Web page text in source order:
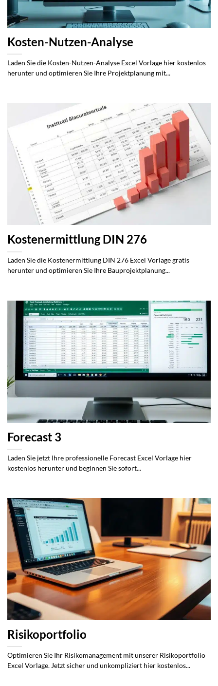
Kosten-Nutzen-Analyse
Laden Sie die Kosten-Nutzen-Analyse Excel Vorlage hier kostenlos
herunter und optimieren Sie Ihre Projektplanung mit...
Kostenermittlung DIN 276
Laden Sie die Kostenermittlung DIN 276 Excel Vorlage gratis
herunter und optimieren Sie Ihre Bauprojektplanung...
Forecast 3
Laden Sie jetzt Ihre professionelle Forecast Excel Vorlage hier
kostenlos herunter und beginnen Sie sofort...
Risikoportfolio
Optimieren Sie Ihr Risikomanagement mit unserer Risikoportfolio
Excel Vorlage. Jetzt sicher und unkompliziert hier kostenlos...